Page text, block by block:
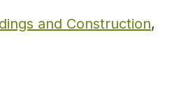
and Construction,